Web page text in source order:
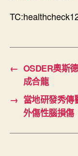
← OSDER奧斯
成合龍
→ 當地研發秀傳
外傷性腦損傷